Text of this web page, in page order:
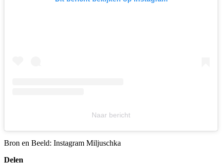
Naar bericht
Bron en Beeld: Instagram Miljuschka
Delen